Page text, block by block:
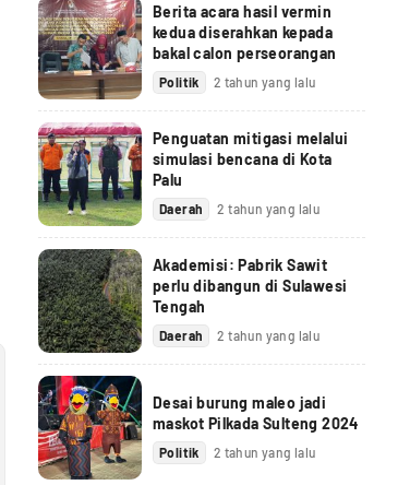
Berita acara hasil vermin
kedua diserahkan kepada
bakal calon perseorangan
Politik 2 tahun yang lalu
Penguatan mitigasi melalui
simulasi bencana di Kota
Palu
Daerah 2 tahun yang lalu
Akademisi: Pabrik Sawit
perlu dibangun di Sulawesi
Tengah
Daerah 2 tahun yang lalu
Desai burung maleo jadi
maskot Pilkada Sulteng 2024
Politik 2 tahun yang lalu